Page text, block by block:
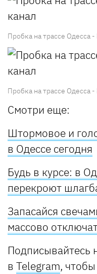
Пробка на трассе Одесса
Пробка на трассе Одесса
Смотри еще:
Штормовое и
в Одессе сегодня
Будь в курсе: в
перекроют
Запасайся
массово
Подписывайтесь
в Telegram,